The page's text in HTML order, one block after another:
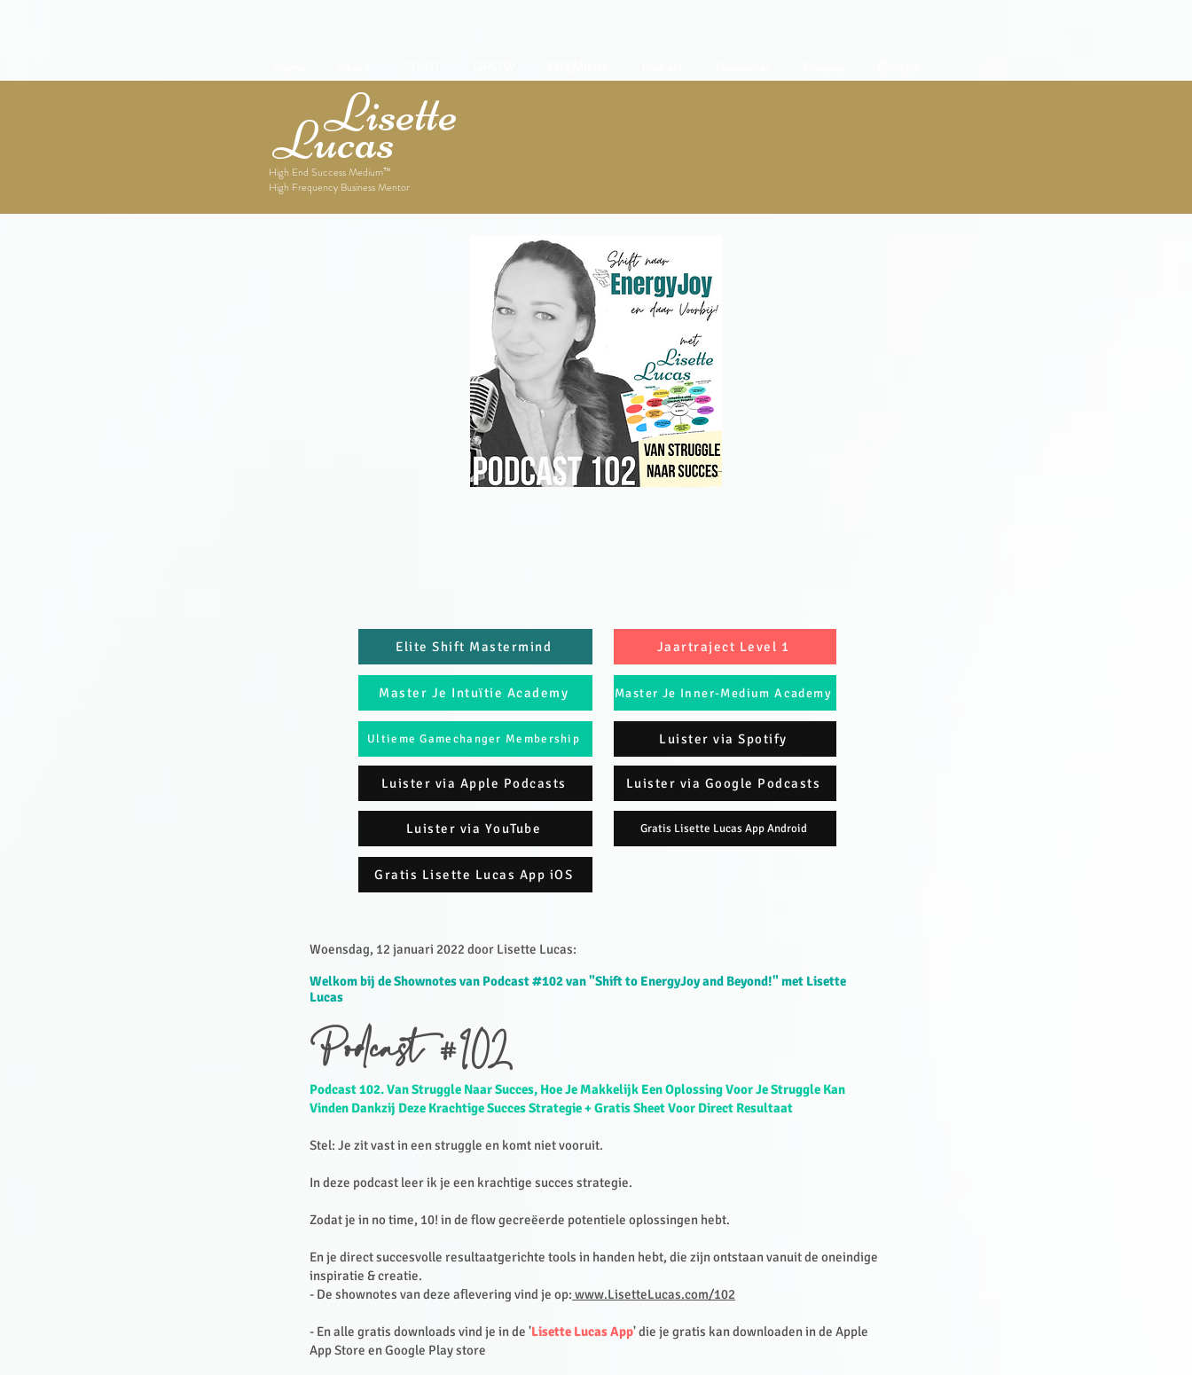
Lisette
Lucas
High End Success Medium™
High Frequency Business Mentor
Elite Shift Mastermind
Master Je Intuïtie Academy
Ultieme Gamechanger Membership
Luister via Apple Podcasts
Luister via YouTube
Jaartraject Level 1
Jaartraject Level 2
Master Je Inner-Medium Academy
Luister via Spotify
Luister via Google Podcasts
Gratis Lisette Lucas App Android
Gratis Lisette Lucas App iOS
Woensdag, 12 januari 2022 door Lisette Lucas:​
Welkom bij de Shownotes van Podcast #102 van "Shift to EnergyJoy and Beyond!" met Lisette
Lucas
Podcast #102
Podcast 102. Van Struggle Naar Succes, Hoe Je Makkelijk Een Oplossing Voor Je Struggle Kan
Vinden Dankzij Deze Krachtige Succes Strategie + Gratis Sheet Voor Direct Resultaat
Stel: Je zit vast in een struggle en komt niet vooruit.
In deze podcast leer ik je een krachtige succes strategie.
Zodat je in no time, 10! in de flow gecreëerde potentiele oplossingen hebt.
En je direct succesvolle resultaatgerichte tools in handen hebt, die zijn ontstaan vanuit de oneindige
inspiratie & creatie.
- De shownotes van deze aflevering vind je op: www.LisetteLucas.com/102
- En alle gratis downloads vind je in de 'Lisette Lucas App' die je gratis kan downloaden in de Apple
App Store en Google Play store